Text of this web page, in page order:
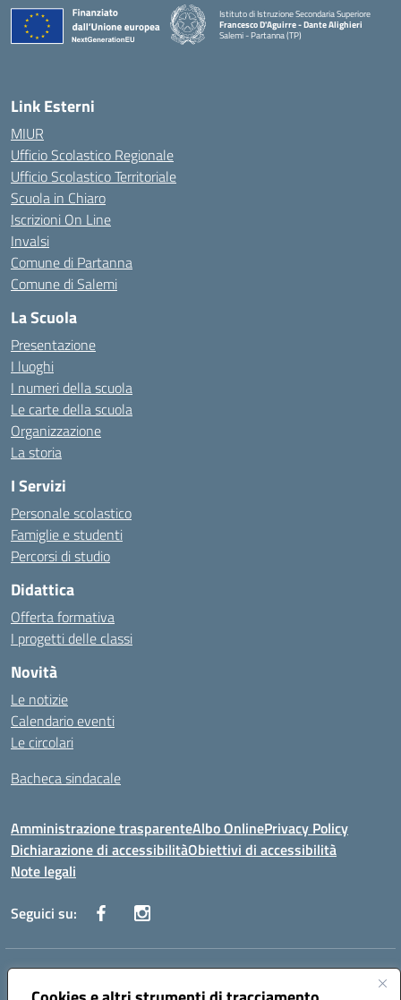
Istituto di Istruzione Secondaria Superiore
Francesco D'Aguirre - Dante Alighieri
Salemi - Partanna (TP)
Link Esterni
MIUR
Ufficio Scolastico Regionale
Ufficio Scolastico Territoriale
Scuola in Chiaro
Iscrizioni On Line
Invalsi
Comune di Partanna
Comune di Salemi
La Scuola
Presentazione
I luoghi
I numeri della scuola
Le carte della scuola
Organizzazione
La storia
I Servizi
Personale scolastico
Famiglie e studenti
Percorsi di studio
Didattica
Offerta formativa
I progetti delle classi
Novità
Le notizie
Calendario eventi
Le circolari
Bacheca sindacale
Amministrazione trasparenteAlbo OnlinePrivacy Policy
Dichiarazione di accessibilitàObiettivi di accessibilità
Note legali
Seguici su:
Indirizzo:
Centralino:0924 534873 Salemi - 0924534879 Partanna